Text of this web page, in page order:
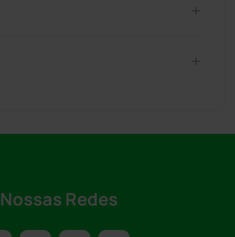
Nossas Redes